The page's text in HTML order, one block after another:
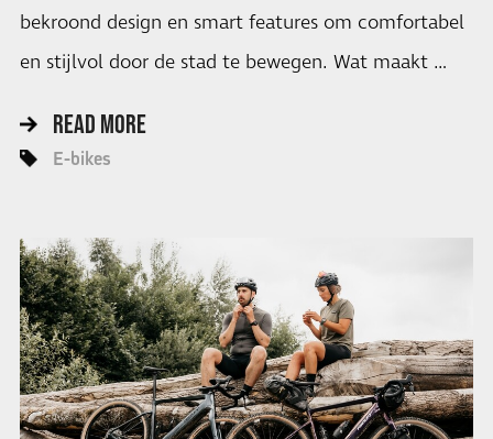
bekroond design en smart features om comfortabel
en stijlvol door de stad te bewegen. Wat maakt …
READ MORE
E-bikes